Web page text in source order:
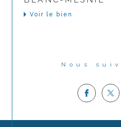
Voir le bien
Nous